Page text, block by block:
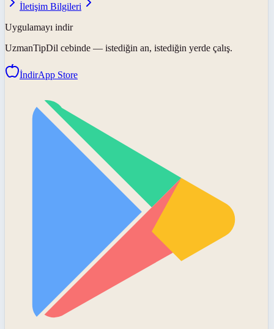
İletişim Bilgileri
Uygulamayı indir
UzmanTipDil cebinde — istediğin an, istediğin yerde çalış.
İndirApp Store